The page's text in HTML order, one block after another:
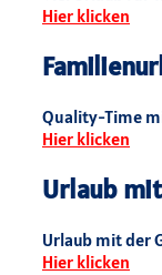
Hier klicken
Quality-Time
Hier klicken
Urlaub
Urlaub mit der
Hier klicken